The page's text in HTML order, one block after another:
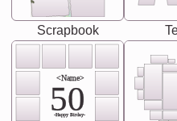
Scrapbook
<Name>
50
-Happy Birday-